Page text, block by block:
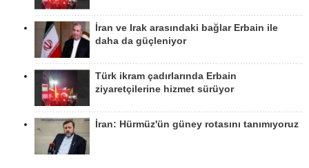
İran ve Irak arasındaki bağlar Erbain ile
daha da güçleniyor
Türk ikram çadırlarında Erbain
ziyaretçilerine hizmet sürüyor
İran: Hürmüz'ün güney rotasını tanımıyoruz